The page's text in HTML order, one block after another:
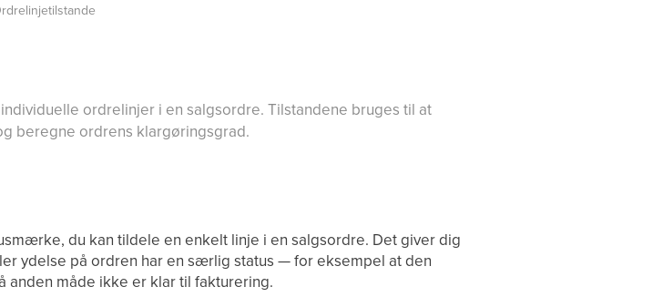
ordrelinjer i en salgsordre. Tilstandene bruges til at
beregne ordrens klargøringsgrad.
du kan tildele en enkelt linje i en salgsordre. Det giver dig
ydelse på ordren har en særlig status — for eksempel at den
anden måde ikke er klar til fakturering.